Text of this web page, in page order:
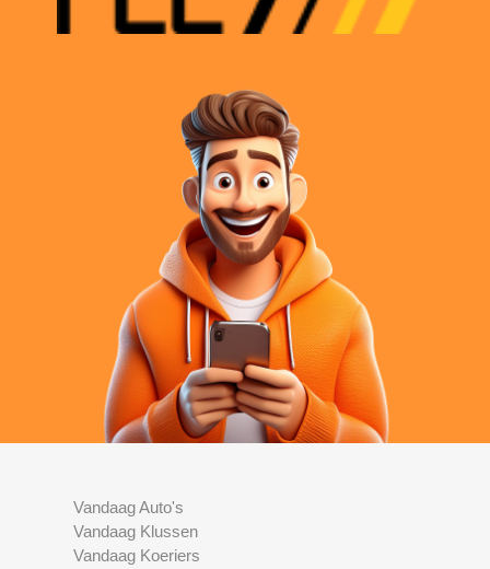
Vandaag Auto's
Vandaag Klussen
Vandaag Koeriers